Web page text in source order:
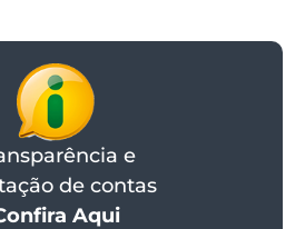
e
de contas
Aqui